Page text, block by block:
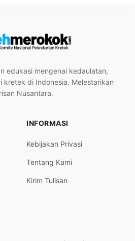
edukasi mengenai kedaulatan,
kretek di Indonesia. Melestarikan
Nusantara.
INFORMASI
Kebijakan Privasi
Tentang Kami
Kirim Tulisan